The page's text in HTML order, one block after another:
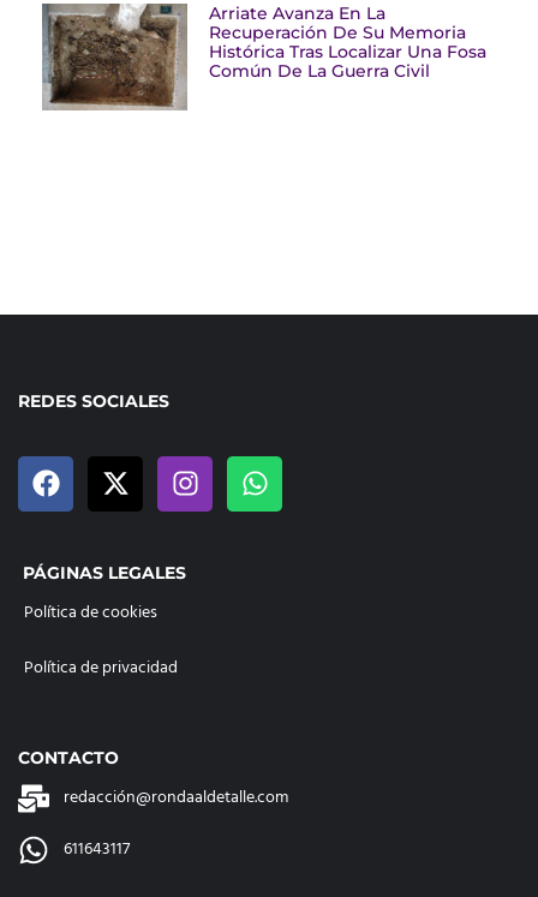
Arriate Avanza En La
Recuperación De Su Memoria
Histórica Tras Localizar Una Fosa
Común De La Guerra Civil
REDES SOCIALES
PÁGINAS LEGALES
Política de cookies
Política de privacidad
CONTACTO
redacción@rondaaldetalle.com
611643117